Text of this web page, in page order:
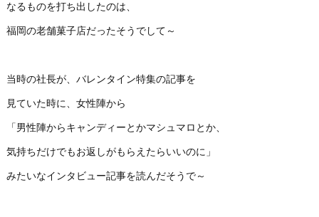
なるものを打ち出したのは、
福岡の老舗菓子店だったそうでして～
当時の社長が、バレンタイン特集の記事を
見ていた時に、女性陣から
「男性陣からキャンディーとかマシュマロとか、
気持ちだけでもお返しがもらえたらいいのに」
みたいなインタビュー記事を読んだそうで～